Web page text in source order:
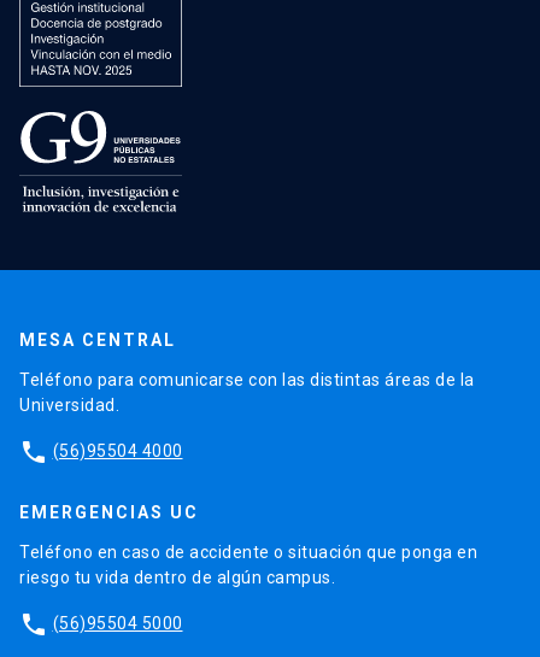
MESA CENTRAL
Teléfono para comunicarse con las distintas áreas de la
Universidad.
phone (56)95504 4000
EMERGENCIAS UC
Teléfono en caso de accidente o situación que ponga en
riesgo tu vida dentro de algún campus.
phone (56)95504 5000